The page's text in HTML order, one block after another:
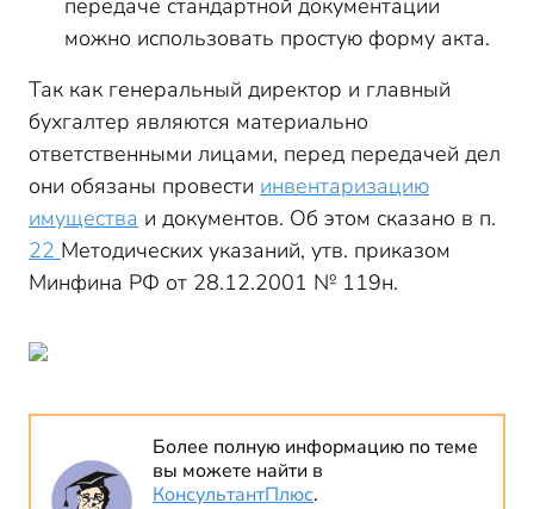
передаче стандартной документации
можно использовать простую форму акта.
Так как генеральный директор и главный
бухгалтер являются материально
ответственными лицами, перед передачей дел
они обязаны провести инвентаризацию
имущества и документов. Об этом сказано в п.
22 Методических указаний, утв. приказом
Минфина РФ от 28.12.2001 № 119н.
Более полную информацию по теме
вы можете найти в
КонсультантПлюс.